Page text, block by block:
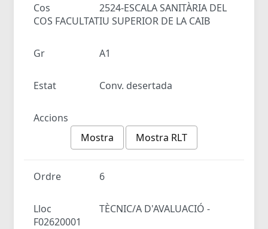
Cos
2524-ESCALA SANITÀRIA DEL
COS FACULTATIU SUPERIOR DE LA CAIB
Gr A1
Estat Conv. desertada
Accions
Mostra
Mostra RLT
Ordre 6
Lloc
TÈCNIC/A D'AVALUACIÓ -
F02620001